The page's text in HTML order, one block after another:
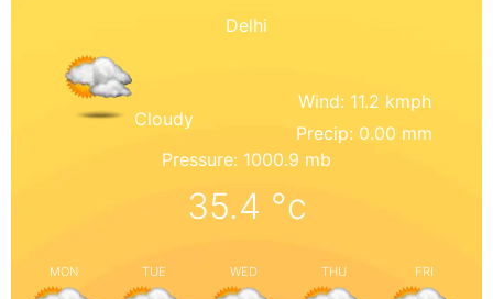
Delhi
Cloudy
Wind: 11.2 kmph
Precip: 0.00 mm
Pressure: 1000.9 mb
35.4 °c
MON TUE WED THU FRI